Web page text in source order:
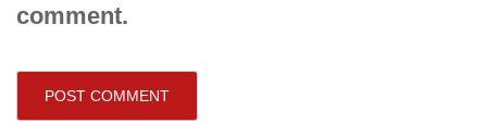
comment.